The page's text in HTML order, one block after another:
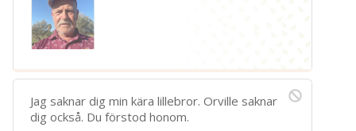
Jag saknar dig min kära lillebror. Orville saknar
dig också. Du förstod honom.